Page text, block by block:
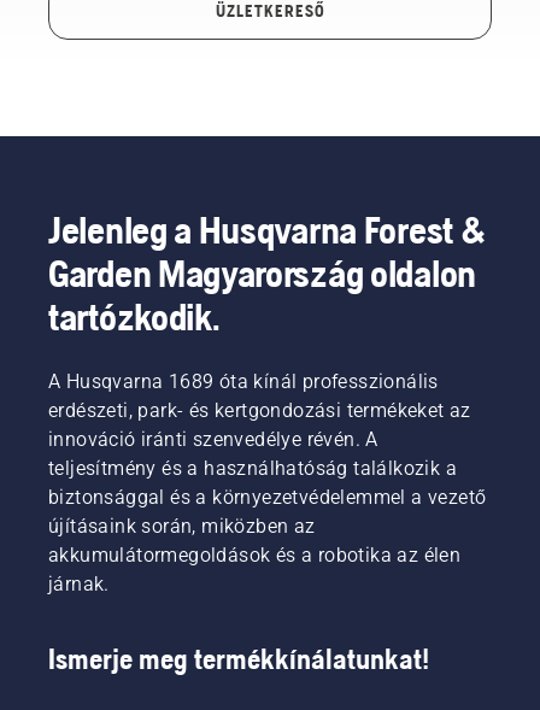
ÜZLETKERESŐ
Jelenleg a Husqvarna Forest &
Garden Magyarország oldalon
tartózkodik.
A Husqvarna 1689 óta kínál professzionális
erdészeti, park- és kertgondozási termékeket az
innováció iránti szenvedélye révén. A
teljesítmény és a használhatóság találkozik a
biztonsággal és a környezetvédelemmel a vezető
újításaink során, miközben az
akkumulátormegoldások és a robotika az élen
járnak.
Ismerje meg termékkínálatunkat!